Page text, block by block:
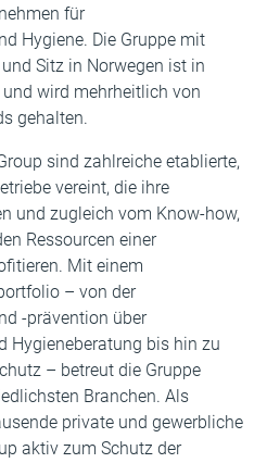
für
Hygiene. Die Gruppe mit
Sitz in Norwegen ist in
wird mehrheitlich von
gehalten.
sind zahlreiche etablierte,
vereint, die ihre
und zugleich vom Know-how,
Ressourcen einer
Mit einem
– von der
-prävention über
Hygieneberatung bis hin zu
– betreut die Gruppe
Branchen. Als
private und gewerbliche
aktiv zum Schutz der